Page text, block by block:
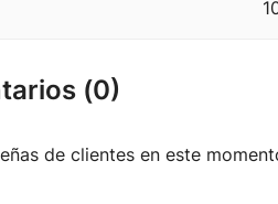
(0)
de clientes en este